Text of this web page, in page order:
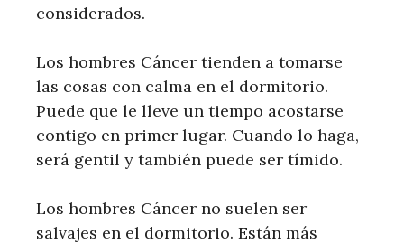
considerados.
Los hombres Cáncer tienden a tomarse
las cosas con calma en el dormitorio.
Puede que le lleve un tiempo acostarse
contigo en primer lugar. Cuando lo haga,
será gentil y también puede ser tímido.
Los hombres Cáncer no suelen ser
salvajes en el dormitorio. Están más